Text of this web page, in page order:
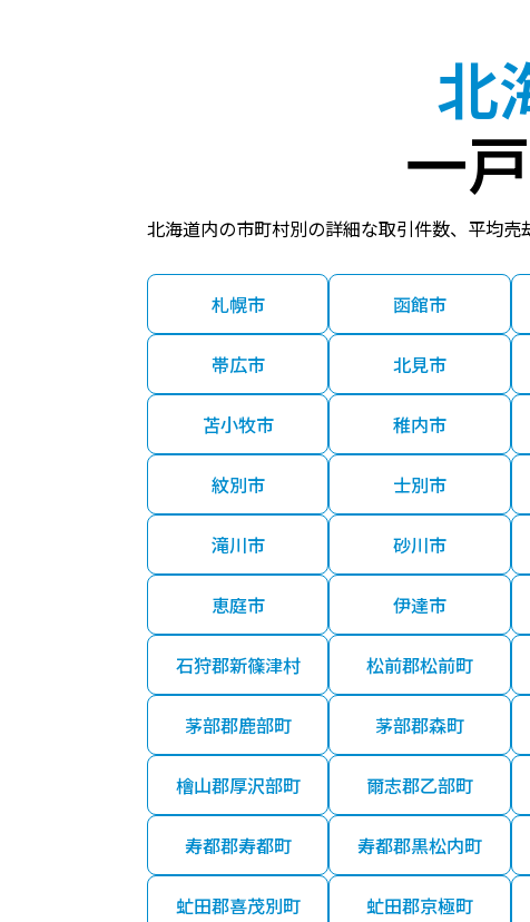
北
一
北海道内の市町村別の詳細な取引件数、平均
札幌市 函館市
帯広市 北見市
苫小牧市 稚内市
紋別市 士別市
滝川市 砂川市
恵庭市 伊達市
石狩郡新篠津村 松前郡松前町
茅部郡鹿部町 茅部郡森町
檜山郡厚沢部町 爾志郡乙部町
寿都郡寿都町 寿都郡黒松内町
虻田郡喜茂別町 虻田郡京極町